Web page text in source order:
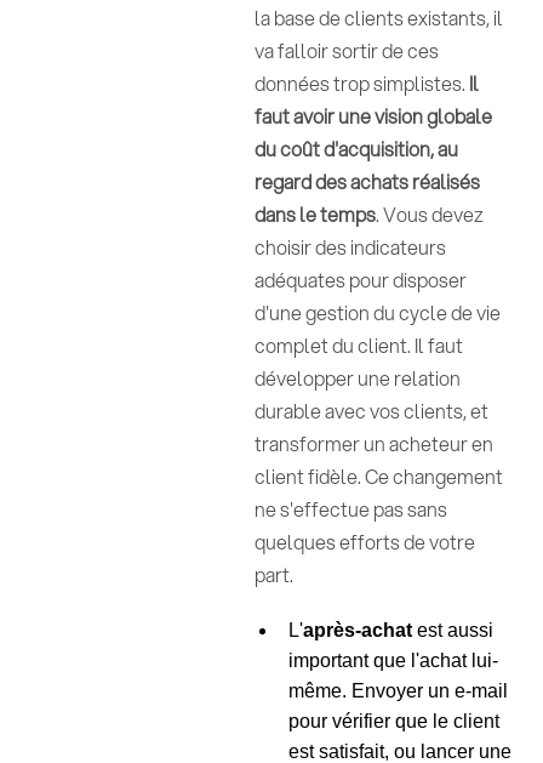
la base de clients existants, il
va falloir sortir de ces
données trop simplistes. Il
faut avoir une vision globale
du coût d'acquisition, au
regard des achats réalisés
dans le temps. Vous devez
choisir des indicateurs
adéquates pour disposer
d'une gestion du cycle de vie
complet du client. Il faut
développer une relation
durable avec vos clients, et
transformer un acheteur en
client fidèle. Ce changement
ne s'effectue pas sans
quelques efforts de votre
part.
L'après-achat est aussi
important que l'achat lui-
même. Envoyer un e-mail
pour vérifier que le client
est satisfait, ou lancer une